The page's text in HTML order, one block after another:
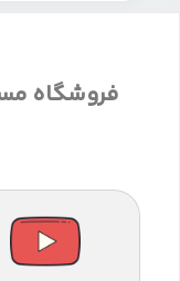
فروشگاه